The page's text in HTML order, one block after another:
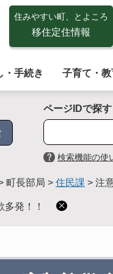
住みやすい町、とよころ
移住定住情報
・手続き 子育て・教
ページIDで探す
検索機能の使
町長部局 > 住民課 > 注
発！！